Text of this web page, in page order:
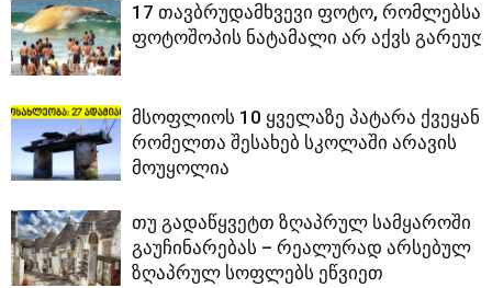
17 თავბრუდამხვევი ფოტო, რომლებსაც
ფოტოშოპის ნატამალი არ აქვს
მსოფლიოს 10 ყველაზე პატარა
რომელთა შესახებ სკოლაში არავის
მოუყოლია
თუ გადაწყვეტთ ზღაპრულ სამყაროში
გაუჩინარებას – რეალურად არსებულ
ზღაპრულ სოფლებს ეწვიეთ